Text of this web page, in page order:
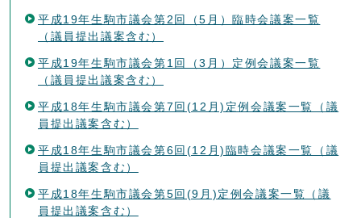
平成19年生駒市議会第2回（5月）臨時会議案一覧
（議員提出議案含む）
平成19年生駒市議会第1回（3月）定例会議案一覧
（議員提出議案含む）
平成18年生駒市議会第7回(12月)定例会議案一覧（議
員提出議案含む）
平成18年生駒市議会第6回(12月)臨時会議案一覧（議
員提出議案含む）
平成18年生駒市議会第5回(9月)定例会議案一覧（議
員提出議案含む）